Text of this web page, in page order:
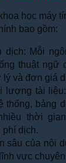
học máy
bao gồm:
dịch: Mỗi
thuật ngữ
và đơn giá
lượng tài
thống, bảng
thời
phí dịch.
sâu của nội
vực